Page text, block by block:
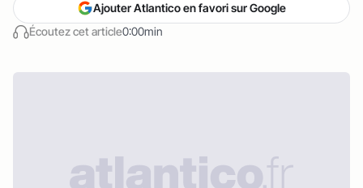
Écoutez cet article0:00min
Ajouter Atlantico en favori sur Google